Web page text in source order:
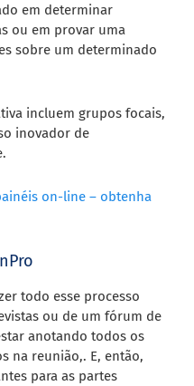
em determinar
ou em provar uma
sobre um determinado
incluem grupos focais,
inovador de
on-line – obtenha
todo esse processo
ou de um fórum de
anotando todos os
na reunião,. E, então,
para as partes